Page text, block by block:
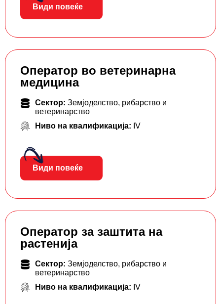
Види повеќе
Оператор во ветеринарна
медицина
Сектор: Земјоделство, рибарство и
ветеринарство
Ниво на квалификација: IV
Види повеќе
Оператор за заштита на
растенија
Сектор: Земјоделство, рибарство и
ветеринарство
Ниво на квалификација: IV